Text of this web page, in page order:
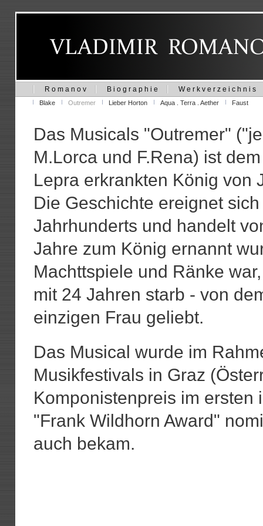
R o m a n o v B i o g r a p h i e W e r k v e r z e i c h n i s
Blake Outremer Lieber Horton Aqua . Terra . Aether Faust
Das Musicals "Outremer"
M.Lorca und F.Rena) ist
Lepra erkrankten König von
Die Geschichte ereignet
Jahrhunderts und handelt
Jahre zum König ernannt
Machttspiele und Ränke
mit 24 Jahren starb - von
einzigen Frau geliebt.
Das Musical wurde im
Musikfestivals in Graz
Komponistenpreis im
"Frank Wildhorn Award"
auch bekam.